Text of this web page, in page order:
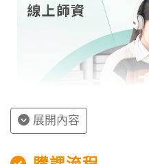
授課程內容
展開內容